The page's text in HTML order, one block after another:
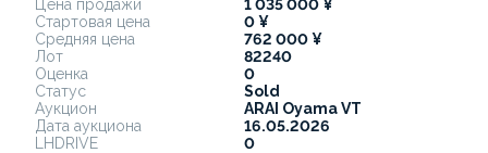
Цена продажи
1 035 000 ¥
Стартовая цена
0 ¥
Средняя цена
762 000 ¥
Лот
82240
Оценка
0
Статус
Sold
Аукцион
ARAI Oyama VT
Дата аукциона
16.05.2026
LHDRIVE
0